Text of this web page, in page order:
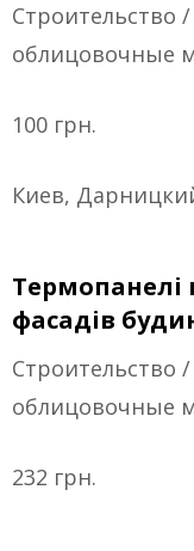
Строительство
облицовочные
100 грн.
Киев,
Термопанелі
фасадів
Строительство
облицовочные
232 грн.